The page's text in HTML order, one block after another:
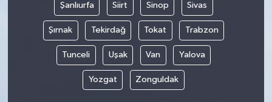
Şanlıurfa Siirt Sinop Sivas
Şırnak Tekirdağ Tokat Trabzon
Tunceli Uşak Van Yalova
Yozgat Zonguldak